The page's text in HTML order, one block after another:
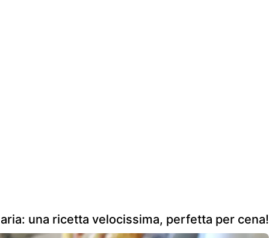
una ricetta velocissima, perfetta per cena!